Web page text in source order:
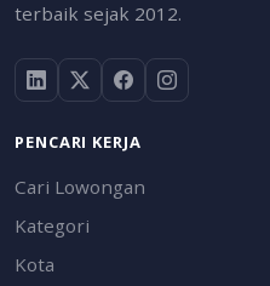
terbaik sejak 2012.
PENCARI KERJA
Cari Lowongan
Kategori
Kota